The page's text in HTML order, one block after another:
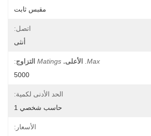
مقبس ثابت
اتصل:
أنثى
Max. الأعلى. Matings التزاوج:
5000
الحد الأدنى لكمية:
حاسب شخصي 1
الأسعار: